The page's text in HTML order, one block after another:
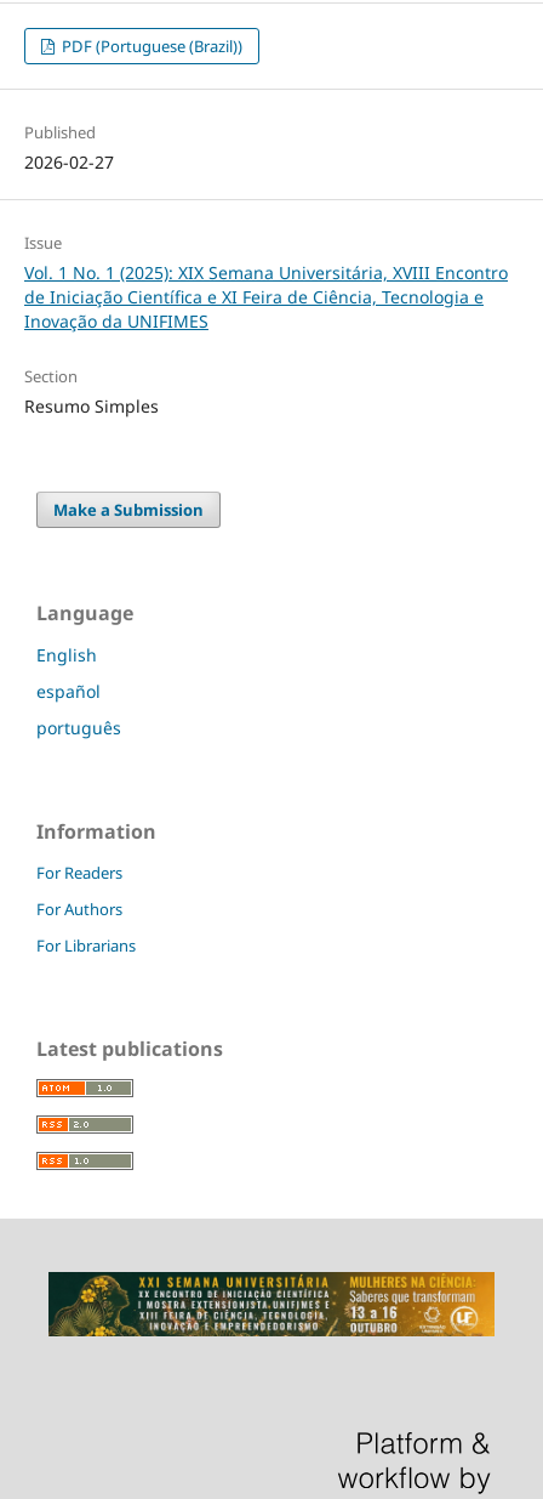
PDF (Portuguese (Brazil))
Published
2026-02-27
Issue
Vol. 1 No. 1 (2025): XIX Semana Universitária, XVIII Encontro
de Iniciação Científica e XI Feira de Ciência, Tecnologia e
Inovação da UNIFIMES
Section
Resumo Simples
Make a Submission
Language
English
español
português
Information
For Readers
For Authors
For Librarians
Latest publications